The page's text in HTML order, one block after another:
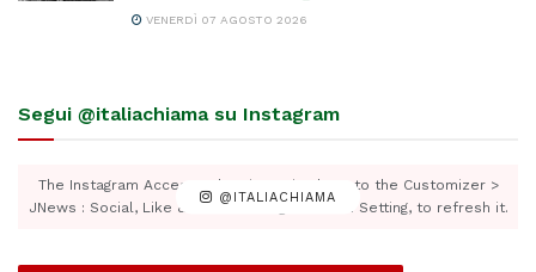
VENERDÌ 07 AGOSTO 2026
Segui @italiachiama su Instagram
@ITALIACHIAMA
The Instagram Access Token is expired, Go to the Customizer >
JNews : Social, Like & View > Instagram Feed Setting, to refresh it.